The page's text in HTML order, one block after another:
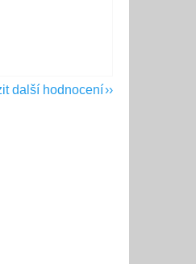
další hodnocení